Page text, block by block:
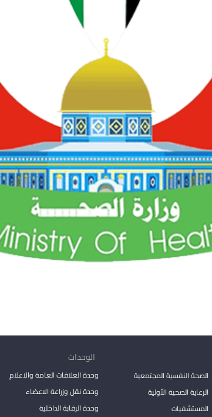
الصحة النفسية المجتمعية
الرعاية الصحية الأولية
المستشفيات
الوحدات
وحدة العلاقات العامة والاعلام
وحدة نقل وزراعة الاعضاء
وحدة الرقابة الداخلية